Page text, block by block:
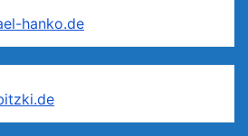
hanko.de